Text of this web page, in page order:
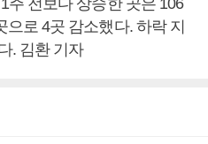
주 전보다 상승한 곳은 106
로 4곳 감소했다. 하락 지
. 김환 기자